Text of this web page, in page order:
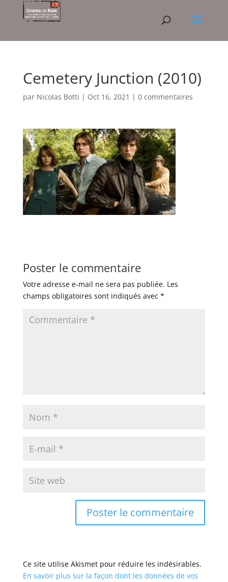
Cemetery Junction (2010)
par Nicolas Botti | Oct 16, 2021 | 0 commentaires
Poster le commentaire
Votre adresse e-mail ne sera pas publiée. Les
champs obligatoires sont indiqués avec *
Ce site utilise Akismet pour réduire les indésirables.
En savoir plus sur la façon dont les données de vos